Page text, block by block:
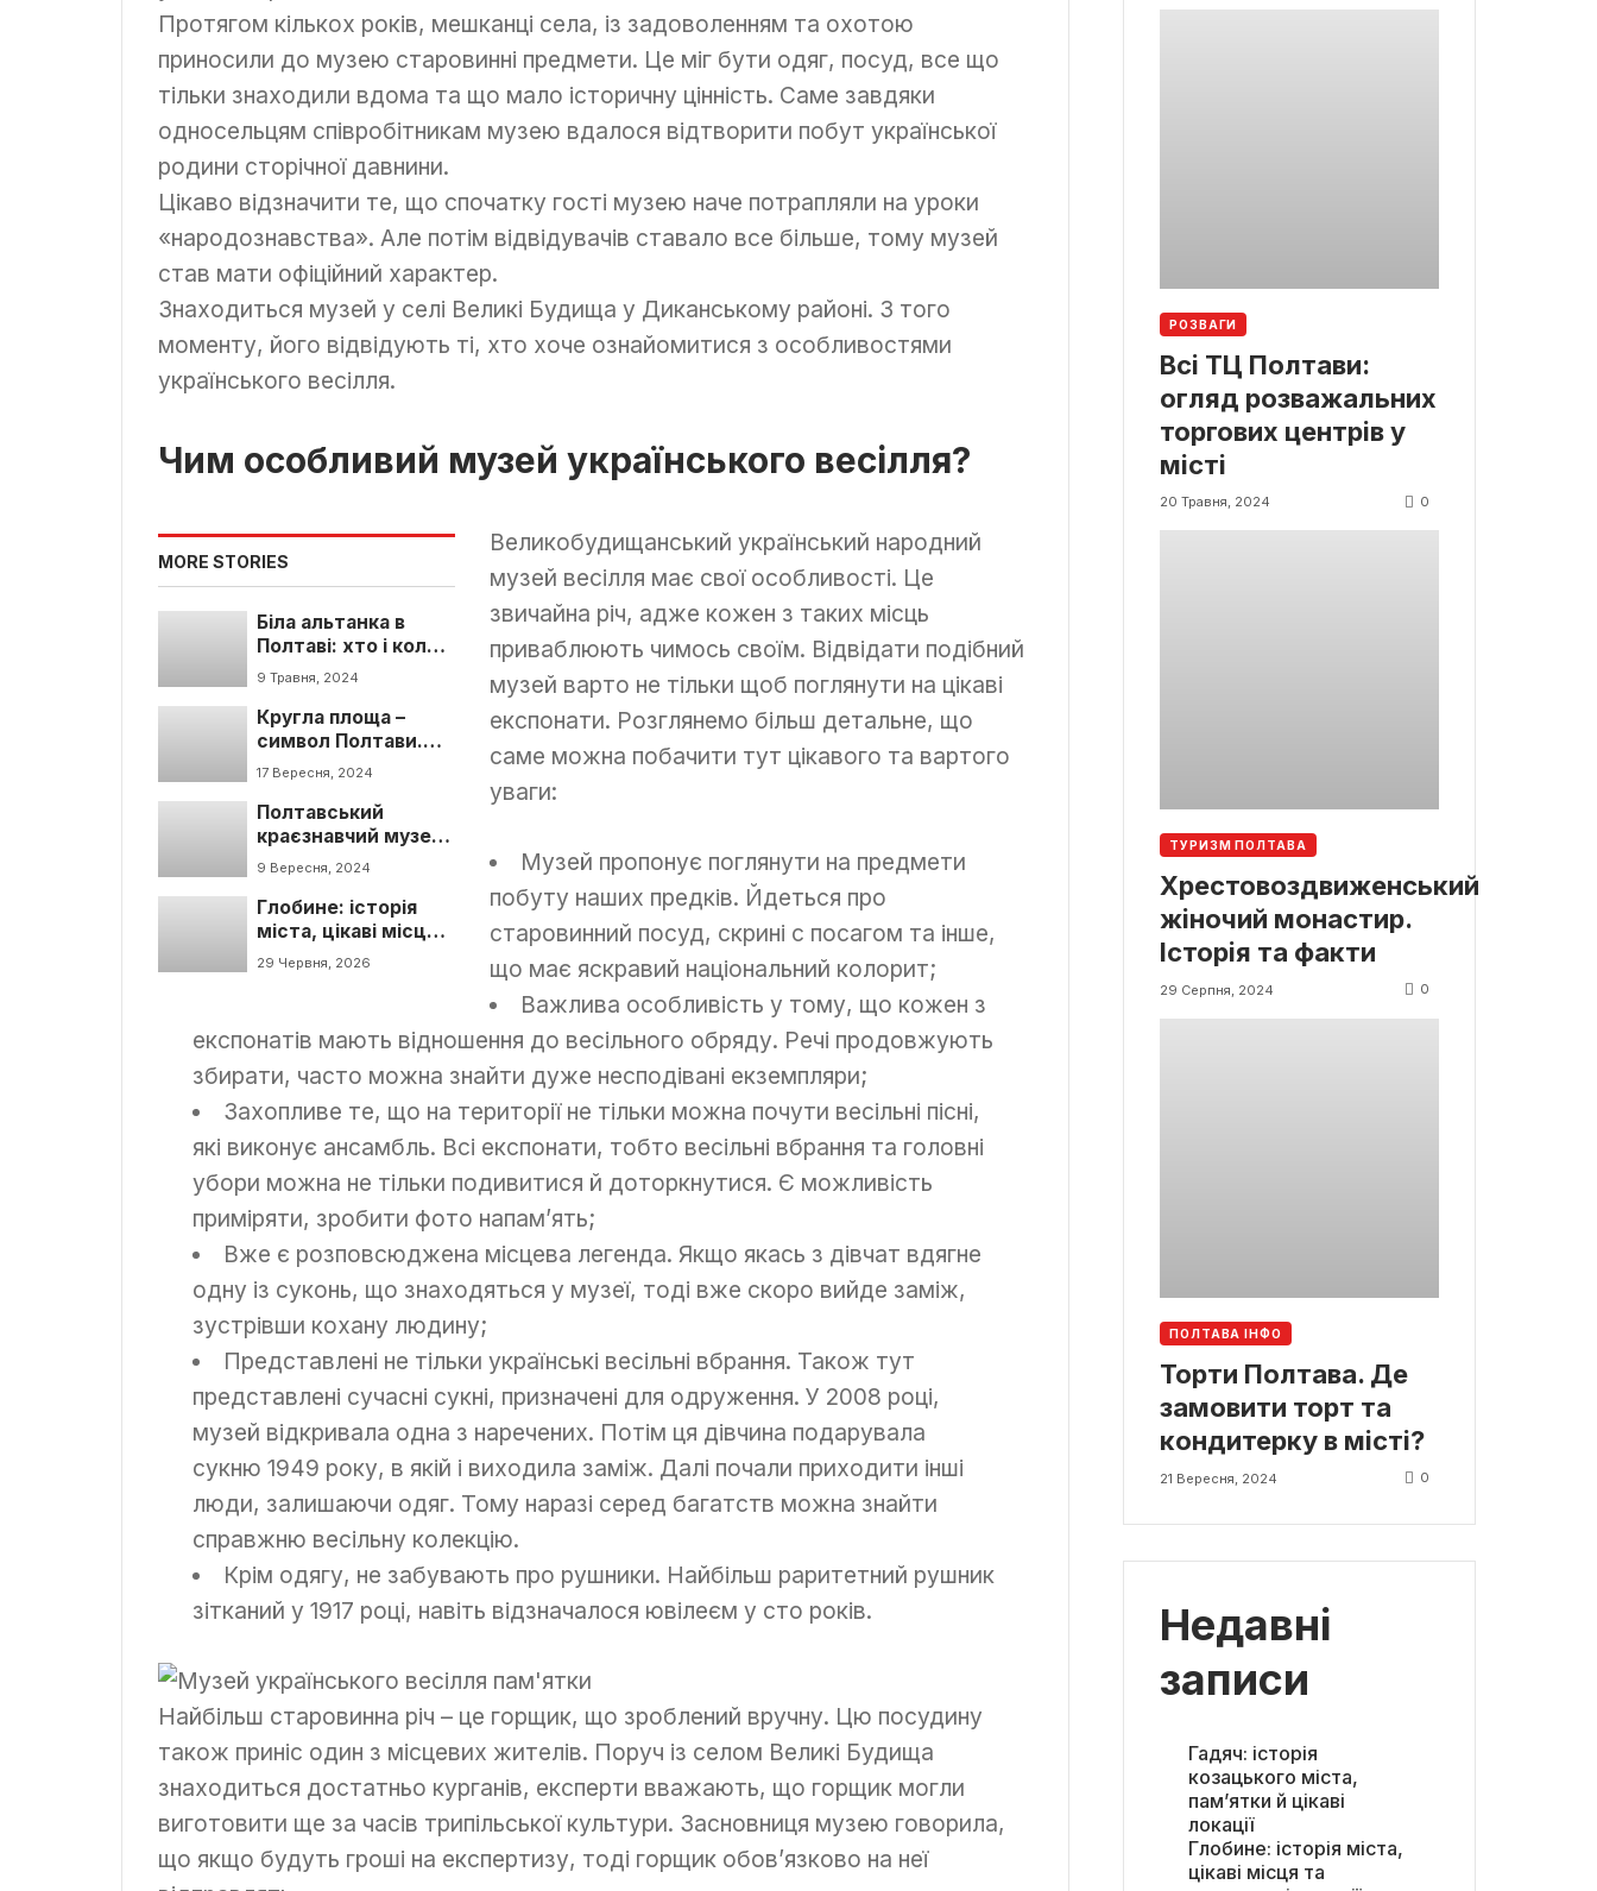
Протягом кількох років, мешканці села, із задоволенням та охотою
приносили до музею старовинні предмети. Це міг бути одяг, посуд, все що
тільки знаходили вдома та що мало історичну цінність. Саме завдяки
односельцям співробітникам музею вдалося відтворити побут української
родини сторічної давнини.
Цікаво відзначити те, що спочатку гості музею наче потрапляли на уроки
«народознавства». Але потім відвідувачів ставало все більше, тому музей
став мати офіційний характер.
Знаходиться музей у селі Великі Будища у Диканському районі. З того
моменту, його відвідують ті, хто хоче ознайомитися з особливостями
українського весілля.
Чим особливий музей українського весілля?
MORE STORIES
Біла альтанка в
Полтаві: хто і коли
створив головний
9 Травня, 2024
Кругла площа –
символ Полтави.
Що цікавого
17 Вересня, 2024
Полтавський
краєзнавчий музей.
Історія, факти,
9 Вересня, 2024
Глобине: історія
міста, цікаві місця
та туристичні
29 Червня, 2026
Великобудищанський український народний
музей весілля має свої особливості. Це
звичайна річ, адже кожен з таких місць
приваблюють чимось своїм. Відвідати подібний
музей варто не тільки щоб поглянути на цікаві
експонати. Розглянемо більш детальне, що
саме можна побачити тут цікавого та вартого
уваги:
Музей пропонує поглянути на предмети
побуту наших предків. Йдеться про
старовинний посуд, скрині с посагом та інше,
що має яскравий національний колорит;
Важлива особливість у тому, що кожен з
експонатів мають відношення до весільного обряду. Речі продовжують
збирати, часто можна знайти дуже несподівані екземпляри;
Захопливе те, що на території не тільки можна почути весільні пісні,
які виконує ансамбль. Всі експонати, тобто весільні вбрання та головні
убори можна не тільки подивитися й доторкнутися. Є можливість
приміряти, зробити фото напам’ять;
Вже є розповсюджена місцева легенда. Якщо якась з дівчат вдягне
одну із суконь, що знаходяться у музеї, тоді вже скоро вийде заміж,
зустрівши кохану людину;
Представлені не тільки українські весільні вбрання. Також тут
представлені сучасні сукні, призначені для одруження. У 2008 році,
музей відкривала одна з наречених. Потім ця дівчина подарувала
сукню 1949 року, в якій і виходила заміж. Далі почали приходити інші
люди, залишаючи одяг. Тому наразі серед багатств можна знайти
справжню весільну колекцію.
Крім одягу, не забувають про рушники. Найбільш раритетний рушник
зітканий у 1917 році, навіть відзначалося ювілеєм у сто років.
Найбільш старовинна річ – це горщик, що зроблений вручну. Цю посудину
також приніс один з місцевих жителів. Поруч із селом Великі Будища
знаходиться достатньо курганів, експерти вважають, що горщик могли
виготовити ще за часів трипільської культури. Засновниця музею говорила,
що якщо будуть гроші на експертизу, тоді горщик обов’язково на неї
РОЗВАГИ
Всі ТЦ Полтави:
огляд розважальних
торгових центрів у
місті
20 Травня, 2024 0
ТУРИЗМ ПОЛТАВА
Хрестовоздвиженський
жіночий монастир.
Історія та факти
29 Серпня, 2024 0
ПОЛТАВА ІНФО
Торти Полтава. Де
замовити торт та
кондитерку в місті?
21 Вересня, 2024 0
Недавні
записи
Гадяч: історія
козацького міста,
пам’ятки й цікаві
локації
Глобине: історія міста,
цікаві місця та